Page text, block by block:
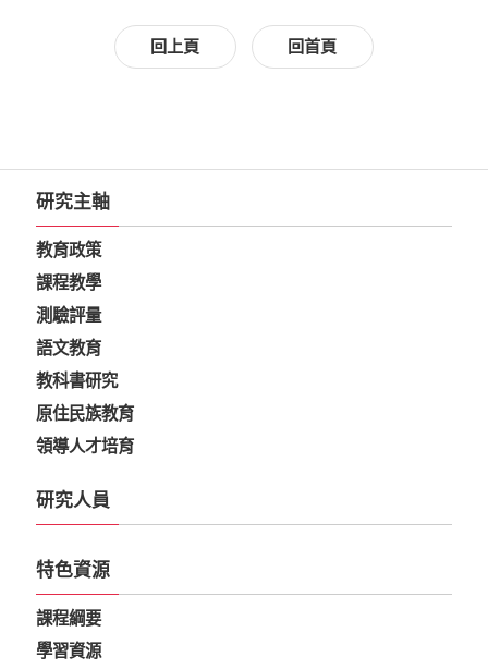
回上頁 回首頁
研究主軸
教育政策
課程教學
測驗評量
語文教育
教科書研究
原住民族教育
領導人才培育
研究人員
特色資源
課程綱要
學習資源